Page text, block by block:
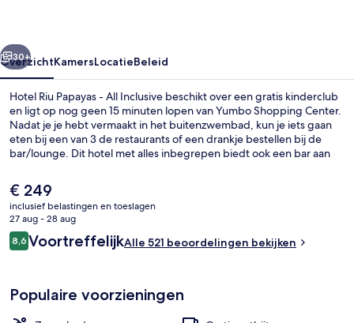
Volgende
30+
OverzichtKamersLocatieBeleid
Hotel Riu Papayas - All Inclusive beschikt over een gratis kinderclub
en ligt op nog geen 15 minuten lopen van Yumbo Shopping Center.
Nadat je je hebt vermaakt in het buitenzwembad, kun je iets gaan
eten bij een van 3 de restaurants of een drankje bestellen bij de
bar/lounge. Dit hotel met alles inbegrepen biedt ook een bar aan
reizigers zijn tevreden over de algehele staat van de accommodatie.
De
huidige
prijs
is
€ 249
€ 249
inclusief belastingen en toeslagen
27 aug - 28 aug
Beoordelingen
8,68,6 op 10 –
VoortreffelijkAlle 521 beoordelingen bekijken
Populaire voorzieningen